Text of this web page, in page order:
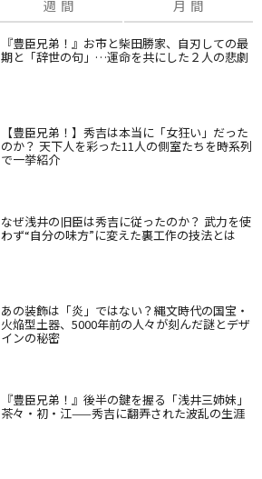
週 間 月 間
『豊臣兄弟！』お市と柴田勝家、自刃しての最
期と「辞世の句」…運命を共にした２人の悲劇
【豊臣兄弟！】秀吉は本当に「女狂い」だった
のか？ 天下人を彩った11人の側室たちを時系列
で一挙紹介
なぜ浅井の旧臣は秀吉に従ったのか？ 武力を使
わず“自分の味方”に変えた裏工作の技法とは
あの装飾は「炎」ではない？縄文時代の国宝・
火焔型土器、5000年前の人々が刻んだ謎とデザ
インの秘密
『豊臣兄弟！』後半の鍵を握る「浅井三姉妹」
茶々・初・江——秀吉に翻弄された波乱の生涯